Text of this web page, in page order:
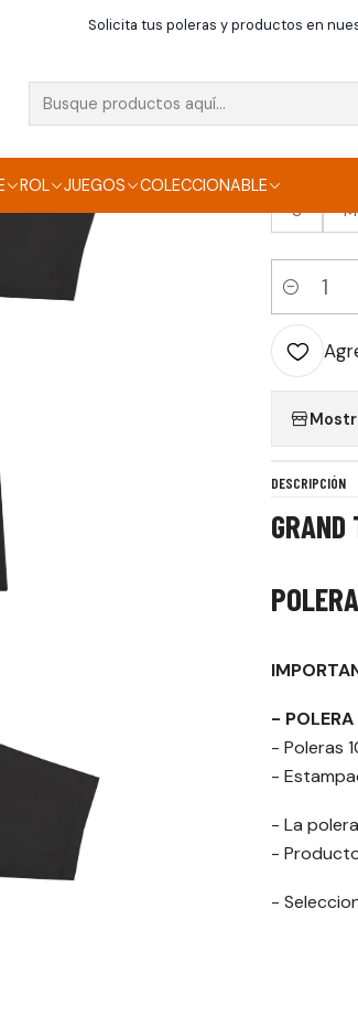
ROL JUEGOS COLECCIONABLE
Solicita tus poleras y productos en
Inicio Poleras Juegos Polera Grand
TALLA
S M
Cantidad
DESCRIPCIÓN
- POLERA
- Poleras
-
- La
-
-